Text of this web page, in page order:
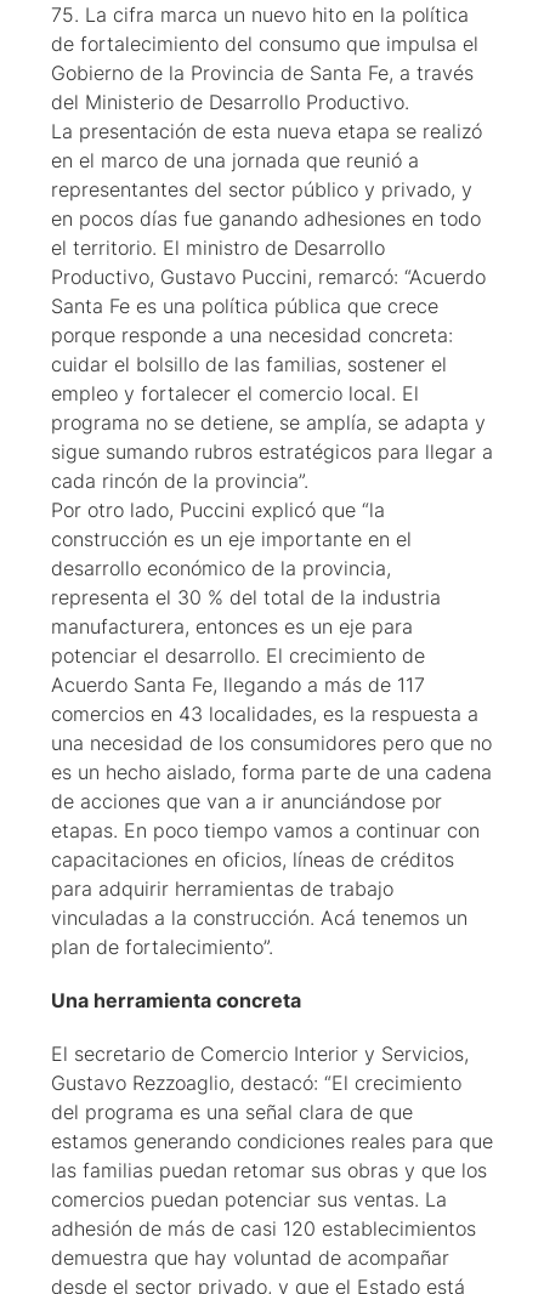
75. La cifra marca un nuevo hito en la política
de fortalecimiento del consumo que impulsa el
Gobierno de la Provincia de Santa Fe, a través
del Ministerio de Desarrollo Productivo.
La presentación de esta nueva etapa se realizó
en el marco de una jornada que reunió a
representantes del sector público y privado, y
en pocos días fue ganando adhesiones en todo
el territorio. El ministro de Desarrollo
Productivo, Gustavo Puccini, remarcó: “Acuerdo
Santa Fe es una política pública que crece
porque responde a una necesidad concreta:
cuidar el bolsillo de las familias, sostener el
empleo y fortalecer el comercio local. El
programa no se detiene, se amplía, se adapta y
sigue sumando rubros estratégicos para llegar a
cada rincón de la provincia”.
Por otro lado, Puccini explicó que “la
construcción es un eje importante en el
desarrollo económico de la provincia,
representa el 30 % del total de la industria
manufacturera, entonces es un eje para
potenciar el desarrollo. El crecimiento de
Acuerdo Santa Fe, llegando a más de 117
comercios en 43 localidades, es la respuesta a
una necesidad de los consumidores pero que no
es un hecho aislado, forma parte de una cadena
de acciones que van a ir anunciándose por
etapas. En poco tiempo vamos a continuar con
capacitaciones en oficios, líneas de créditos
para adquirir herramientas de trabajo
vinculadas a la construcción. Acá tenemos un
plan de fortalecimiento”.
Una herramienta concreta
El secretario de Comercio Interior y Servicios,
Gustavo Rezzoaglio, destacó: “El crecimiento
del programa es una señal clara de que
estamos generando condiciones reales para que
las familias puedan retomar sus obras y que los
comercios puedan potenciar sus ventas. La
adhesión de más de casi 120 establecimientos
demuestra que hay voluntad de acompañar
desde el sector privado, y que el Estado está